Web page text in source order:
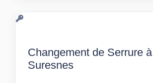
Changement de Serrure à
Suresnes